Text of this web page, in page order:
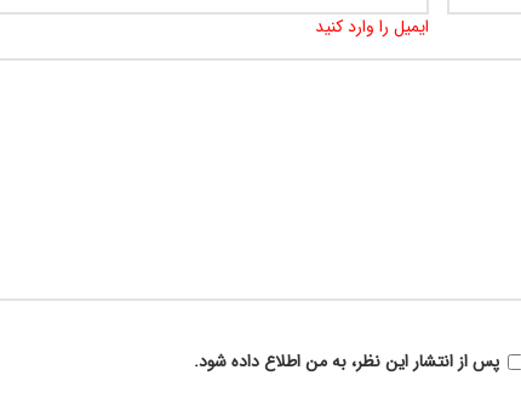
ایمیل را وارد کنید
پس از انتشار این نظر، به من اطلاع داده شود.